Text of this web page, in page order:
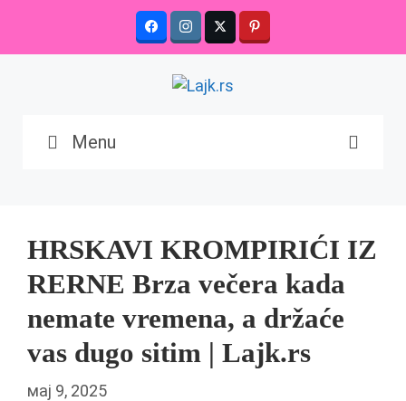
content
Menu
HRSKAVI KROMPIRIĆI IZ
RERNE Brza večera kada
nemate vremena, a držaće
vas dugo sitim | Lajk.rs
мај 9, 2025